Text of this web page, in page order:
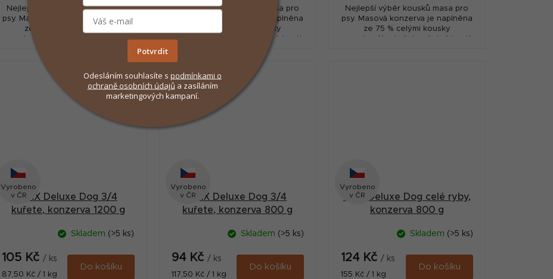
Nejlepší výběr kousků masa pro
psy. Masová konzerva je naplněna
ze 75 % celými kousky
nasekaného kuřete včetně kostí
a 25 % kousky kachny.
Nejlepší výběr kousků masa pro
psy. Masová konzerva je naplněna
ze 75 % celými kousky
nasekaného kuřete včetně kostí
a 25 % ledvinami. Má vynikající
nutriční a dietní hodnoty
Nejlepší výběr kousků masa pro
psy. Masová konzerva je naplněna
ze 75 % celými kousky
nasekaného kuřete včetně kostí
Vyrobeno
v ČRMAX Deluxe Dog 3/4
kuřete, konzerva 1200 g
Skladem (>5 ks)
105 Kč / ks
Měrná
87,50 Kč / 1 kg
Do košíku
Vyrobeno
v ČRMAX Deluxe Dog 3/4
kuřete, konzerva 800 g
Skladem (>5 ks)
94 Kč / ks
Měrná
117,50 Kč / 1 kg
Do košíku
Vyrobeno
v ČR
MAX Deluxe Dog celé ryby,
konzerva 800 g
Skladem (>5 ks)
124 Kč / ks
Měrná
155 Kč / 1 kg
Do košíku
Potvrdit
Odesláním souhlasíte s podmínkami o
ochraně osobních údajů a zasíláním
marketingových kampaní.